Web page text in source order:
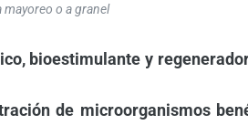
o a granel
bioestimulante y
de microorganismos